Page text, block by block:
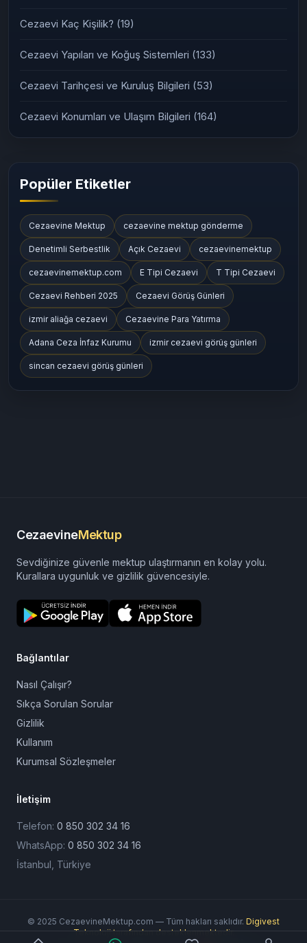
Cezaevi Kaç Kişilik? (19)
Cezaevi Yapıları ve Koğuş Sistemleri (133)
Cezaevi Tarihçesi ve Kuruluş Bilgileri (53)
Cezaevi Konumları ve Ulaşım Bilgileri (164)
Popüler Etiketler
Cezaevine Mektup cezaevine mektup gönderme
Denetimli Serbestlik Açık Cezaevi cezaevinemektup
cezaevinemektup.com E Tipi Cezaevi T Tipi Cezaevi
Cezaevi Rehberi 2025 Cezaevi Görüş Günleri
izmir aliağa cezaevi Cezaevine Para Yatırma
Adana Ceza İnfaz Kurumu izmir cezaevi görüş günleri
sincan cezaevi görüş günleri
CezaevineMektup
Sevdiğinize güvenle mektup ulaştırmanın en kolay yolu.
Kurallara uygunluk ve gizlilik güvencesiyle.
Bağlantılar
Nasıl Çalışır?
Sıkça Sorulan Sorular
Gizlilik
Kullanım
Kurumsal Sözleşmeler
İletişim
Telefon: 0 850 302 34 16
WhatsApp: 0 850 302 34 16
İstanbul, Türkiye
© 2025 CezaevineMektup.com — Tüm hakları saklıdır. Digivest
Teknoloji tarafından desteklenmektedir.